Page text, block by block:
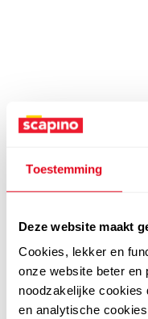
Toestemming
Deze website maakt
Cookies, lekker en
onze website beter en
noodzakelijke cookies
en analytische